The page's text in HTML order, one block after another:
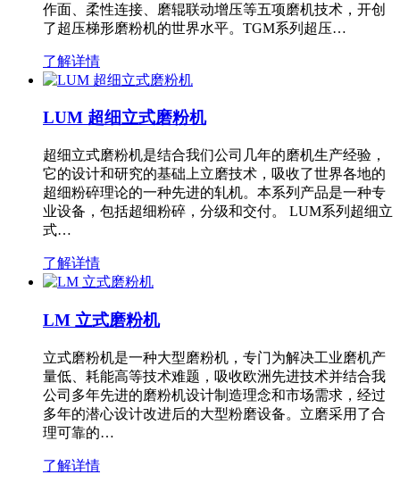
作面、柔性连接、磨辊联动增压等五项磨机技术，开创
了超压梯形磨粉机的世界水平。TGM系列超压…
了解详情
LUM 超细立式磨粉机
超细立式磨粉机是结合我们公司几年的磨机生产经验，
它的设计和研究的基础上立磨技术，吸收了世界各地的
超细粉碎理论的一种先进的轧机。本系列产品是一种专
业设备，包括超细粉碎，分级和交付。 LUM系列超细立
式…
了解详情
LM 立式磨粉机
立式磨粉机是一种大型磨粉机，专门为解决工业磨机产
量低、耗能高等技术难题，吸收欧洲先进技术并结合我
公司多年先进的磨粉机设计制造理念和市场需求，经过
多年的潜心设计改进后的大型粉磨设备。立磨采用了合
理可靠的…
了解详情